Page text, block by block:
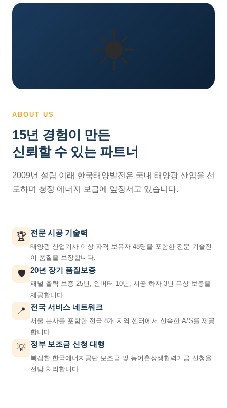
☀️
ABOUT US
15년 경험이 만든
신뢰할 수 있는 파트너
2009년 설립 이래 한국태양발전은 국내 태양광 산업을 선
도하며 청정 에너지 보급에 앞장서고 있습니다.
🏆 전문 시공 기술력
태양광 산업기사 이상 자격 보유자 48명을 포함한 전문 기술진
이 품질을 보장합니다.
🛡️ 20년 장기 품질보증
패널 출력 보증 25년, 인버터 10년, 시공 하자 3년 무상 보증을
제공합니다.
📍 전국 서비스 네트워크
서울 본사를 포함한 전국 8개 지역 센터에서 신속한 A/S를 제공
합니다.
💡 정부 보조금 신청 대행
복잡한 한국에너지공단 보조금 및 농어촌상생협력기금 신청을
전담 처리합니다.